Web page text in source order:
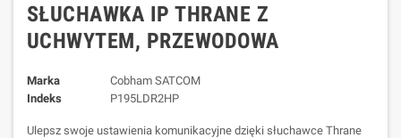
SŁUCHAWKA IP THRANE Z
UCHWYTEM, PRZEWODOWA
Marka
Cobham SATCOM
Indeks
P195LDR2HP
Ulepsz swoje ustawienia komunikacyjne dzięki słuchawce Thrane